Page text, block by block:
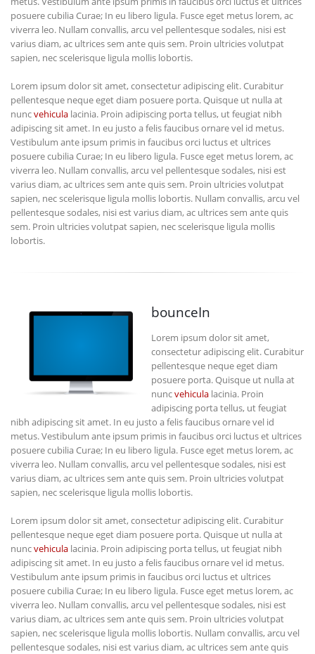
posuere cubilia Curae; In eu libero ligula. Fusce eget metus lorem, ac
viverra leo. Nullam convallis, arcu vel pellentesque sodales, nisi est
varius diam, ac ultrices sem ante quis sem. Proin ultricies volutpat
sapien, nec scelerisque ligula mollis lobortis.
Lorem ipsum dolor sit amet, consectetur adipiscing elit. Curabitur
pellentesque neque eget diam posuere porta. Quisque ut nulla at
nuncvehicula lacinia. Proin adipiscing porta tellus, ut feugiat nibh
adipiscing sit amet. In eu justo a felis faucibus ornare vel id metus.
Vestibulum ante ipsum primis in faucibus orci luctus et ultrices
posuere cubilia Curae; In eu libero ligula. Fusce eget metus lorem, ac
viverra leo. Nullam convallis, arcu vel pellentesque sodales, nisi est
varius diam, ac ultrices sem ante quis sem. Proin ultricies volutpat
sapien, nec scelerisque ligula mollis lobortis. Nullam convallis, arcu vel
pellentesque sodales, nisi est varius diam, ac ultrices sem ante quis
sem. Proin ultricies volutpat sapien, nec scelerisque ligula mollis
lobortis.
bounceIn
Lorem ipsum dolor sit amet,
consectetur adipiscing elit. Curabitur
pellentesque neque eget diam
posuere porta. Quisque ut nulla at
nuncvehicula lacinia. Proin
adipiscing porta tellus, ut feugiat
nibh adipiscing sit amet. In eu justo a felis faucibus ornare vel id
metus. Vestibulum ante ipsum primis in faucibus orci luctus et ultrices
posuere cubilia Curae; In eu libero ligula. Fusce eget metus lorem, ac
viverra leo. Nullam convallis, arcu vel pellentesque sodales, nisi est
varius diam, ac ultrices sem ante quis sem. Proin ultricies volutpat
sapien, nec scelerisque ligula mollis lobortis.
Lorem ipsum dolor sit amet, consectetur adipiscing elit. Curabitur
pellentesque neque eget diam posuere porta. Quisque ut nulla at
nuncvehicula lacinia. Proin adipiscing porta tellus, ut feugiat nibh
adipiscing sit amet. In eu justo a felis faucibus ornare vel id metus.
Vestibulum ante ipsum primis in faucibus orci luctus et ultrices
posuere cubilia Curae; In eu libero ligula. Fusce eget metus lorem, ac
viverra leo. Nullam convallis, arcu vel pellentesque sodales, nisi est
varius diam, ac ultrices sem ante quis sem. Proin ultricies volutpat
sapien, nec scelerisque ligula mollis lobortis. Nullam convallis, arcu vel
pellentesque sodales, nisi est varius diam, ac ultrices sem ante quis